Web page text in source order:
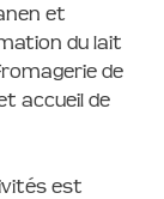
et
du lait
de
accueil de
est